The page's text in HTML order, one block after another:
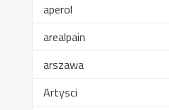
aperol
arealpain
arszawa
Artysci